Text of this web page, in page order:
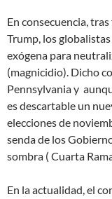
En consecuencia,
Trump, los
exógena para
(magnicidio). Dicho
Pennsylvania y
es descartable un
elecciones de
senda de los
sombra ( Cuarta
En la actualidad, el